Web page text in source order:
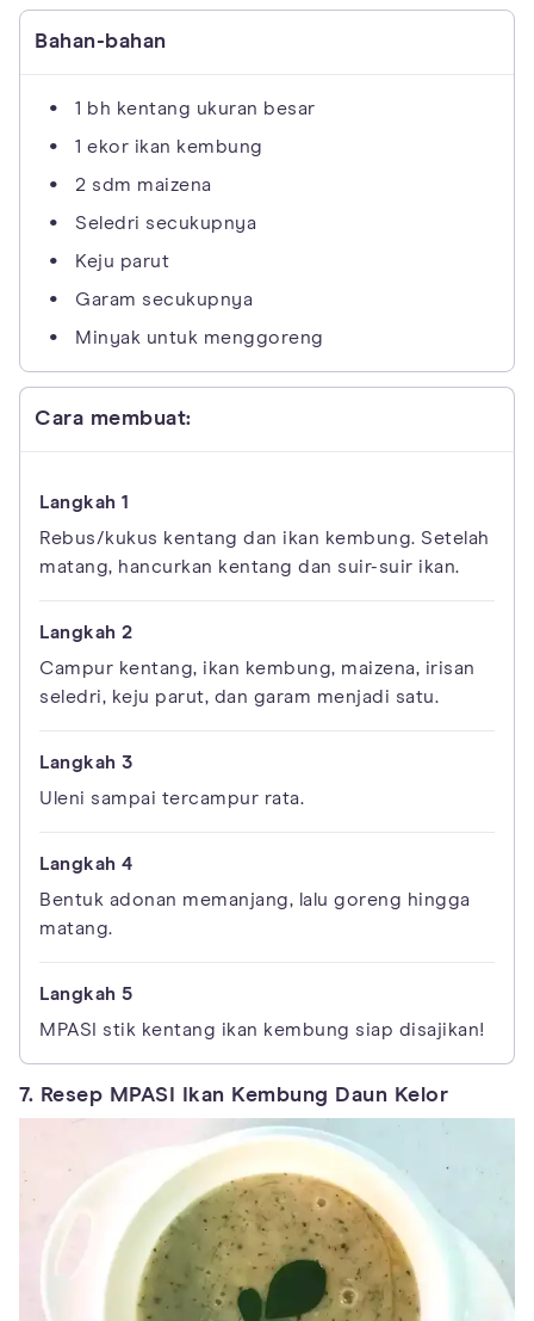
Bahan-bahan
1 bh kentang ukuran besar
1 ekor ikan kembung
2 sdm maizena
Seledri secukupnya
Keju parut
Garam secukupnya
Minyak untuk menggoreng
Cara membuat:
Rebus/kukus kentang dan ikan kembung. Setelah
matang, hancurkan kentang dan suir-suir ikan.
Campur kentang, ikan kembung, maizena, irisan
seledri, keju parut, dan garam menjadi satu.
Uleni sampai tercampur rata.
Bentuk adonan memanjang, lalu goreng hingga
matang.
MPASI stik kentang ikan kembung siap disajikan!
7. Resep MPASI Ikan Kembung Daun Kelor